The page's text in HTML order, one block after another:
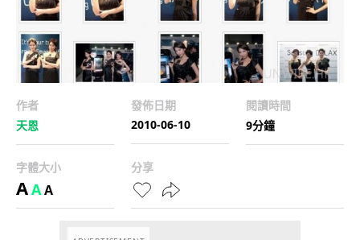
作者
天恩
發佈日期
2010-06-10
閱讀時間
9分鐘
字體大小
AAA
分享